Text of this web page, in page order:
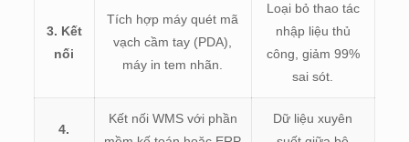
3. Kết
nối
Tích hợp máy quét mã
vạch cầm tay (PDA),
máy in tem nhãn.
Loại bỏ thao tác
nhập liệu thủ
công, giảm 99%
sai sót.
4.
Kết nối WMS với phần
Dữ liệu xuyên